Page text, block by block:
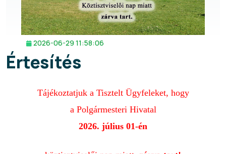
2026-06-29 11:58:06
Értesítés
Tájékoztatjuk a Tisztelt Ügyfeleket, hogy
a Polgármesteri Hivatal
2026. július 01-én